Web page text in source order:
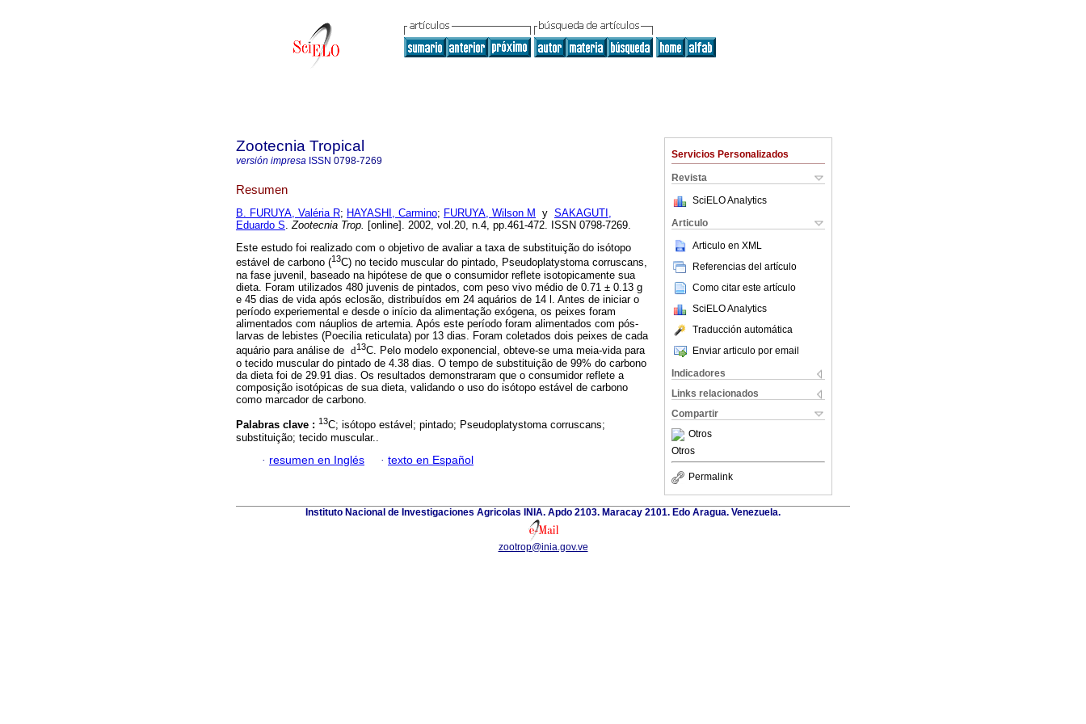
Servicios Personalizados
Revista
SciELO Analytics
Articulo
Articulo en XML
Referencias del artículo
Como citar este artículo
SciELO Analytics
Traducción automática
Enviar articulo por email
Indicadores
Links relacionados
Compartir
Otros
Otros
Permalink
Zootecnia Tropical
versión impresa ISSN 0798-7269
Resumen
B. FURUYA, Valéria R; HAYASHI, Carmino; FURUYA, Wilson M y SAKAGUTI,
Eduardo S. Zootecnia Trop. [online]. 2002, vol.20, n.4, pp.461-472. ISSN 0798-7269.
Este estudo foi realizado com o objetivo de avaliar a taxa de substituição do isótopo
estável de carbono (13C) no tecido muscular do pintado, Pseudoplatystoma corruscans,
na fase juvenil, baseado na hipótese de que o consumidor reflete isotopicamente sua
dieta. Foram utilizados 480 juvenis de pintados, com peso vivo médio de 0.71 ± 0.13 g
e 45 dias de vida após eclosão, distribuídos em 24 aquários de 14 l. Antes de iniciar o
período experiemental e desde o início da alimentação exógena, os peixes foram
alimentados com náuplios de artemia. Após este período foram alimentados com pós-
larvas de lebistes (Poecilia reticulata) por 13 dias. Foram coletados dois peixes de cada
aquário para análise de d13C. Pelo modelo exponencial, obteve-se uma meia-vida para
o tecido muscular do pintado de 4.38 dias. O tempo de substituição de 99% do carbono
da dieta foi de 29.91 dias. Os resultados demonstraram que o consumidor reflete a
composição isotópicas de sua dieta, validando o uso do isótopo estável de carbono
como marcador de carbono.
Palabras clave : 13C; isótopo estável; pintado; Pseudoplatystoma corruscans;
substituição; tecido muscular..
· resumen en Inglés · texto en Español
Instituto Nacional de Investigaciones Agricolas INIA. Apdo 2103. Maracay 2101. Edo Aragua. Venezuela.
zootrop@inia.gov.ve